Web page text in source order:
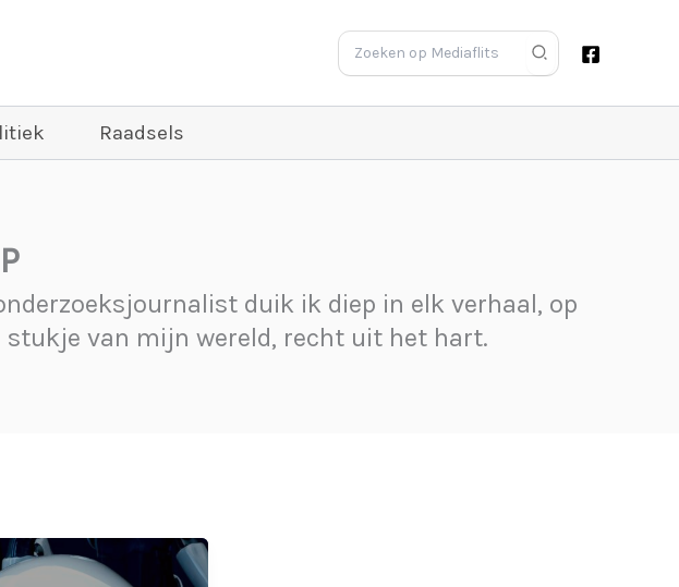
Zoeken
naar:
Raadsels
duik ik diep in elk verhaal, op
stukje van mijn wereld, recht uit het hart.